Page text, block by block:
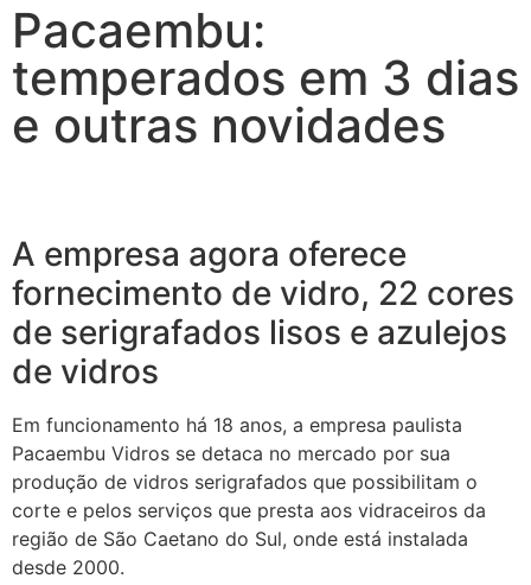
Pacaembu:
temperados em 3 dias
e outras novidades
A empresa agora oferece
fornecimento de vidro, 22 cores
de serigrafados lisos e azulejos
de vidros
Em funcionamento há 18 anos, a empresa paulista
Pacaembu Vidros se detaca no mercado por sua
produção de vidros serigrafados que possibilitam o
corte e pelos serviços que presta aos vidraceiros da
região de São Caetano do Sul, onde está instalada
desde 2000.